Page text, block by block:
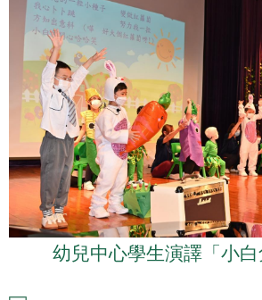
幼兒中心學生演譯「小白